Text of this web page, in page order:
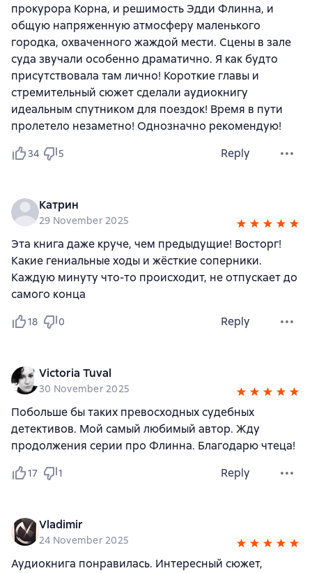
прокурора Корна, и решимость Эдди Флинна, и
общую напряженную атмосферу маленького
городка, охваченного жаждой мести. Сцены в зале
суда звучали особенно драматично. Я как будто
присутствовала там лично! Короткие главы и
стремительный сюжет сделали аудиокнигу
идеальным спутником для поездок! Время в пути
пролетело незаметно! Однозначно рекомендую!
34 5 Reply
Катрин
29 November 2025
Эта книга даже круче, чем предыдущие! Восторг!
Какие гениальные ходы и жёсткие соперники.
Каждую минуту что-то происходит, не отпускает до
самого конца
18 0 Reply
Victoria Tuval
30 November 2025
Побольше бы таких превосходных судебных
детективов. Мой самый любимый автор. Жду
продолжения серии про Флинна. Благодарю чтеца!
17 1 Reply
Vladimir
24 November 2025
Аудиокнига понравилась. Интересный сюжет,